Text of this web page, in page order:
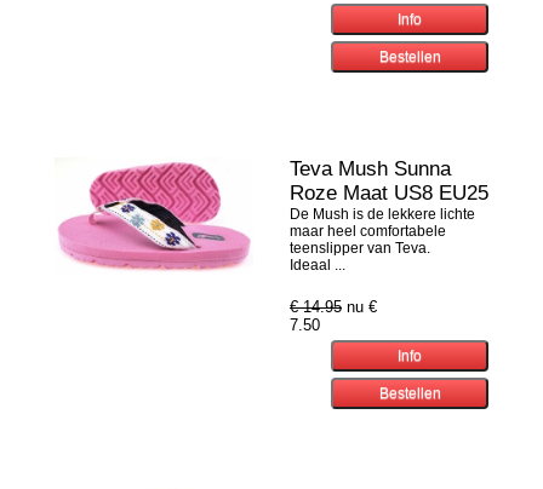
Teva Mush Sunna
Roze Maat US8 EU25
De Mush is de lekkere lichte
maar heel comfortabele
teenslipper van Teva.
Ideaal ...
€ 14.95 nu €
7.50